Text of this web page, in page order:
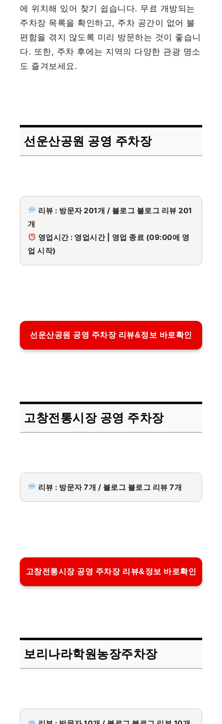
에 위치해 있어 찾기 쉽습니다. 무료 개방되는
주차장 목록을 확인하고, 주차 공간이 없어 불
편함을 겪지 않도록 미리 방문하는 것이 좋습니
다. 또한, 주차 후에는 지역의 다양한 관광 명소
도 즐겨보세요.
선운산공원 공영 주차장
리뷰 : 방문자 201개 / 블로그 블로그 리뷰 201
개
영업시간 : 영업시간 | 영업 종료 (09:00에 영
업 시작)
선운산공원 공영 주차장 리뷰&정보 바로확인
고창전통시장 공영 주차장
리뷰 : 방문자 7개 / 블로그 블로그 리뷰 7개
고창전통시장 공영 주차장 리뷰&정보 바로확인
보리나라학원농장주차장